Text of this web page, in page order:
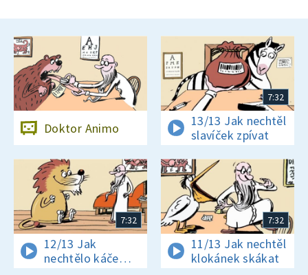
Doktor Animo
7:32
13/13 Jak nechtěl
slavíček zpívat
7:32
12/13 Jak
nechtělo káče
7:32
11/13 Jak nechtěl
klokánek skákat